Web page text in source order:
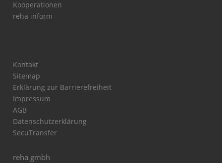
Kooperationen
reha inform
Kontakt
Sitemap
Erklärung zur Barrierefreiheit
Impressum
AGB
Datenschutzerklärung
SecuTransfer
reha gmbh